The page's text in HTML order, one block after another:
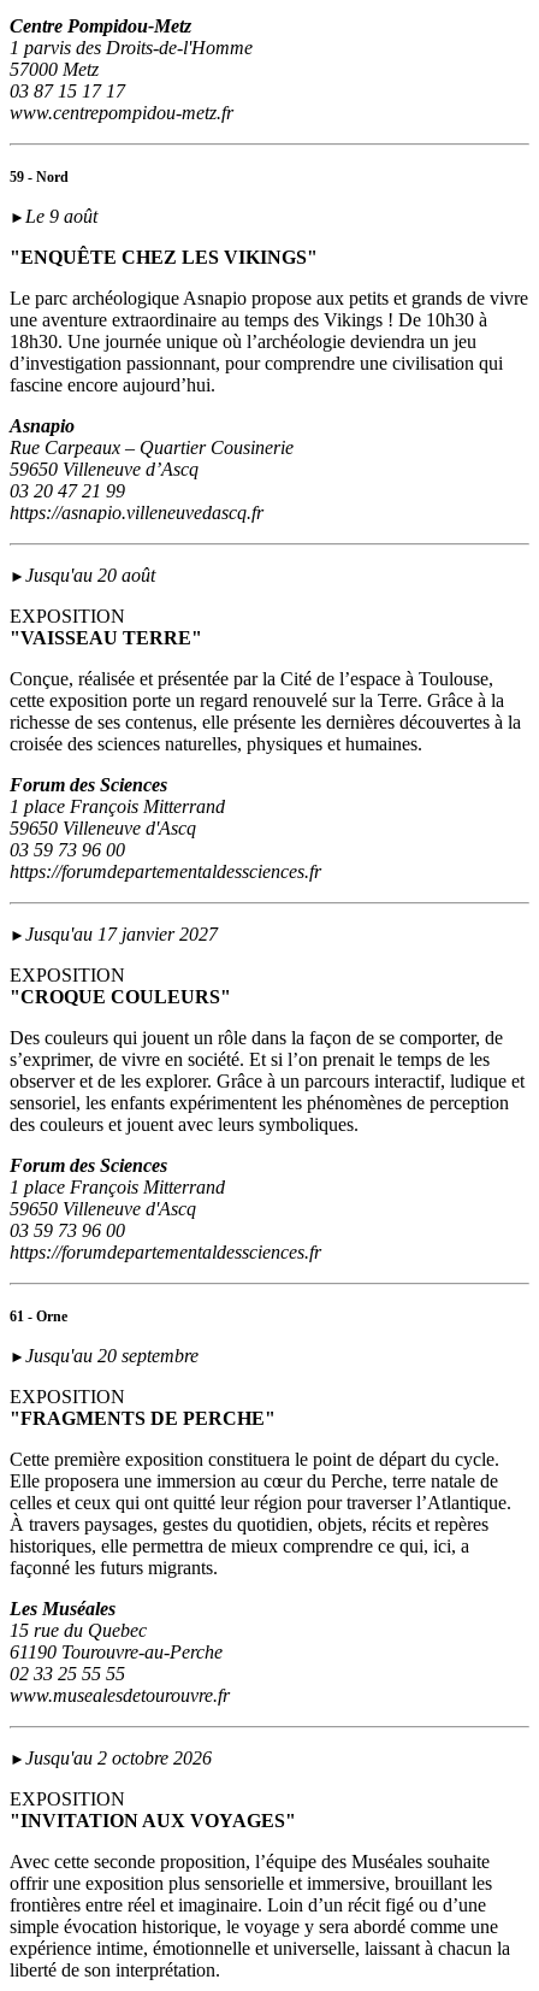
Centre Pompidou-Metz
1 parvis des Droits-de-l'Homme
57000 Metz
03 87 15 17 17
www.centrepompidou-metz.fr
59 - Nord
► Le 9 août
"ENQUÊTE CHEZ LES VIKINGS"
Le parc archéologique Asnapio propose aux petits et grands de vivre
une aventure extraordinaire au temps des Vikings ! De 10h30 à
18h30. Une journée unique où l’archéologie deviendra un jeu
d’investigation passionnant, pour comprendre une civilisation qui
fascine encore aujourd’hui.
Asnapio
Rue Carpeaux – Quartier Cousinerie
59650 Villeneuve d’Ascq
03 20 47 21 99
https://asnapio.villeneuvedascq.fr
► Jusqu'au 20 août
EXPOSITION
"VAISSEAU TERRE"
Conçue, réalisée et présentée par la Cité de l’espace à Toulouse,
cette exposition porte un regard renouvelé sur la Terre. Grâce à la
richesse de ses contenus, elle présente les dernières découvertes à la
croisée des sciences naturelles, physiques et humaines.
Forum des Sciences
1 place François Mitterrand
59650 Villeneuve d'Ascq
03 59 73 96 00
https://forumdepartementaldessciences.fr
► Jusqu'au 17 janvier 2027
EXPOSITION
"CROQUE COULEURS"
Des couleurs qui jouent un rôle dans la façon de se comporter, de
s’exprimer, de vivre en société. Et si l’on prenait le temps de les
observer et de les explorer. Grâce à un parcours interactif, ludique et
sensoriel, les enfants expérimentent les phénomènes de perception
des couleurs et jouent avec leurs symboliques.
Forum des Sciences
1 place François Mitterrand
59650 Villeneuve d'Ascq
03 59 73 96 00
https://forumdepartementaldessciences.fr
61 - Orne
► Jusqu'au 20 septembre
EXPOSITION
"FRAGMENTS DE PERCHE"
Cette première exposition constituera le point de départ du cycle.
Elle proposera une immersion au cœur du Perche, terre natale de
celles et ceux qui ont quitté leur région pour traverser l’Atlantique.
À travers paysages, gestes du quotidien, objets, récits et repères
historiques, elle permettra de mieux comprendre ce qui, ici, a
façonné les futurs migrants.
Les Muséales
15 rue du Quebec
61190 Tourouvre-au-Perche
02 33 25 55 55
www.musealesdetourouvre.fr
► Jusqu'au 2 octobre 2026
EXPOSITION
"INVITATION AUX VOYAGES"
Avec cette seconde proposition, l’équipe des Muséales souhaite
offrir une exposition plus sensorielle et immersive, brouillant les
frontières entre réel et imaginaire. Loin d’un récit figé ou d’une
simple évocation historique, le voyage y sera abordé comme une
expérience intime, émotionnelle et universelle, laissant à chacun la
liberté de son interprétation.